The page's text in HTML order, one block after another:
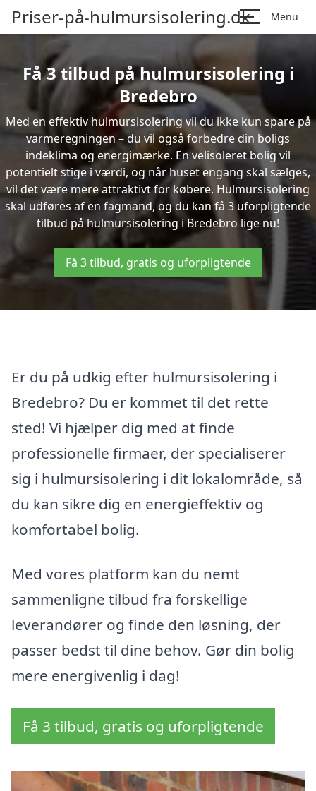
Priser-på-hulmursisolering.dk Menu
Få 3 tilbud på hulmursisolering i
Bredebro
Med en effektiv hulmursisolering vil du ikke kun spare på
varmeregningen – du vil også forbedre din boligs
indeklima og energimærke. En velisoleret bolig vil
potentielt stige i værdi, og når huset engang skal sælges,
vil det være mere attraktivt for købere. Hulmursisolering
skal udføres af en fagmand, og du kan få 3 uforpligtende
tilbud på hulmursisolering i Bredebro lige nu!
Få 3 tilbud, gratis og uforpligtende
Er du på udkig efter hulmursisolering i
Bredebro? Du er kommet til det rette
sted! Vi hjælper dig med at finde
professionelle firmaer, der specialiserer
sig i hulmursisolering i dit lokalområde, så
du kan sikre dig en energieffektiv og
komfortabel bolig.
Med vores platform kan du nemt
sammenligne tilbud fra forskellige
leverandører og finde den løsning, der
passer bedst til dine behov. Gør din bolig
mere energivenlig i dag!
Få 3 tilbud, gratis og uforpligtende